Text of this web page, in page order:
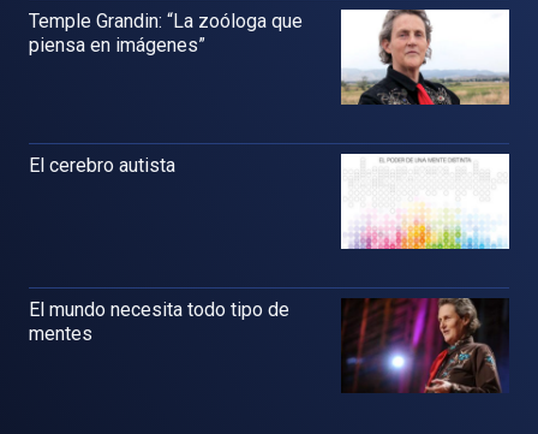
Temple Grandin: “La zoóloga que
piensa en imágenes”
El cerebro autista
El mundo necesita todo tipo de
mentes